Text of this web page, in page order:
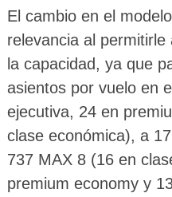
El cambio en el
relevancia al
la capacidad, ya que
asientos por vuelo en
ejecutiva, 24 en
clase económica), a
737 MAX 8 (16 en
premium economy y